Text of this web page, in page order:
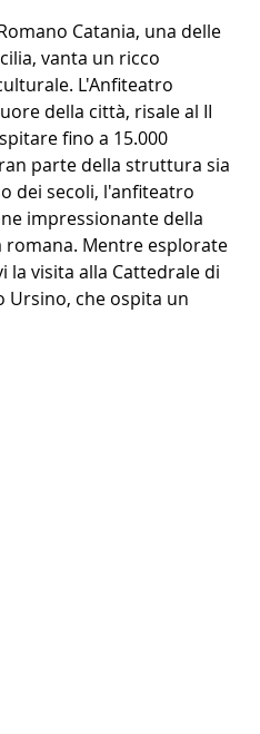
Catania, una delle
vanta un ricco
L'Anfiteatro
della città, risale al II
fino a 15.000
parte della struttura sia
dei secoli, l'anfiteatro
impressionante della
romana. Mentre esplorate
la visita alla Cattedrale di
Ursino, che ospita un